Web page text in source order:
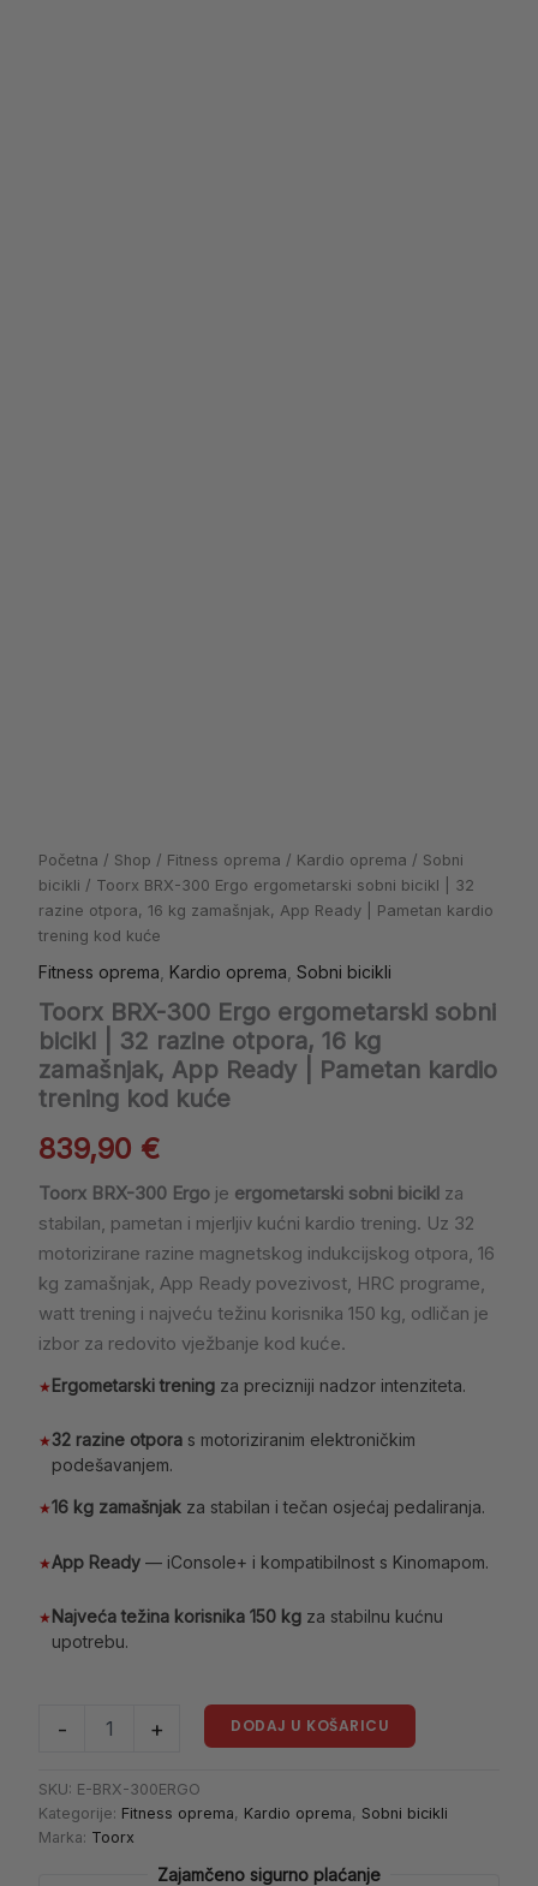
Početna / Shop / Fitness oprema / Kardio oprema / Sobni
bicikli / Toorx BRX-300 Ergo ergometarski sobni bicikl | 32
razine otpora, 16 kg zamašnjak, App Ready | Pametan kardio
trening kod kuće
Fitness oprema Kardio oprema Sobni bicikli
Toorx BRX-300 Ergo ergometarski sobni
bicikl | 32 razine otpora, 16 kg
zamašnjak, App Ready | Pametan kardio
trening kod kuće
839,90 €
Toorx BRX-300 Ergo je ergometarski sobni bicikl za
stabilan, pametan i mjerljiv kućni kardio trening. Uz 32
motorizirane razine magnetskog indukcijskog otpora, 16
kg zamašnjak, App Ready povezivost, HRC programe,
watt trening i najveću težinu korisnika 150 kg, odličan je
izbor za redovito vježbanje kod kuće.
★Ergometarski trening za precizniji nadzor intenziteta.
★32 razine otpora s motoriziranim elektroničkim
podešavanjem.
★16 kg zamašnjak za stabilan i tečan osjećaj pedaliranja.
★App Ready — iConsole+ i kompatibilnost s Kinomapom.
★Najveća težina korisnika 150 kg za stabilnu kućnu
upotrebu.
- + DODAJ U KOŠARICU
SKU: E-BRX-300ERGO
Kategorije: Fitness oprema, Kardio oprema, Sobni bicikli
Marka: Toorx
Zajamčeno sigurno plaćanje